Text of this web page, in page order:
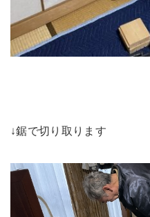
↓鋸で切り取ります